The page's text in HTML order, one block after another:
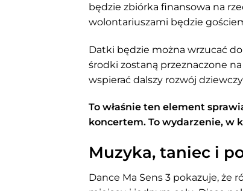
będzie zbiórka finansowa na
wolontariuszami będzie
Datki będzie można wrzucać
środki zostaną przeznaczone
wspierać dalszy rozwój
To właśnie ten element
koncertem. To wydarzenie, w
Muzyka, taniec i
Dance Ma Sens 3 pokazuje, że